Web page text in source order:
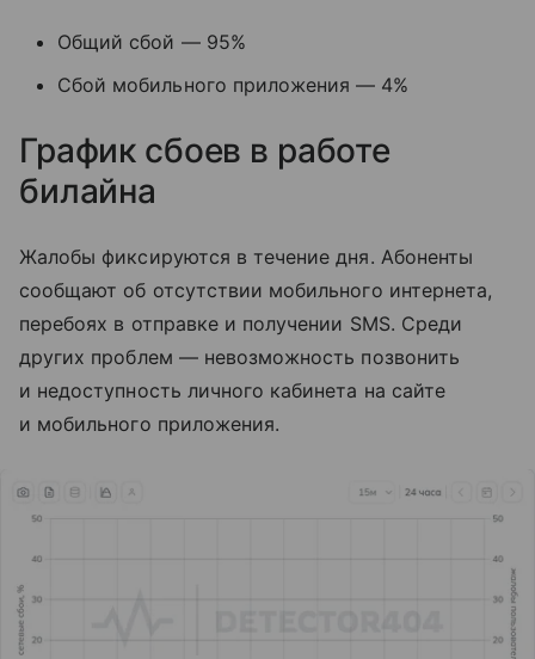
Общий сбой — 95%
Сбой мобильного приложения — 4%
График сбоев в работе
билайна
Жалобы фиксируются в течение дня. Абоненты
сообщают об отсутствии мобильного интернета,
перебоях в отправке и получении SMS. Среди
других проблем — невозможность позвонить
и недоступность личного кабинета на сайте
и мобильного приложения.